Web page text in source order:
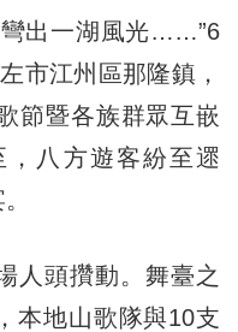
出一湖風光……”6
市江州區那隆鎮，
節暨各族群眾互嵌
八方遊客紛至遝
頭攢動。舞臺之
本地山歌隊與10支